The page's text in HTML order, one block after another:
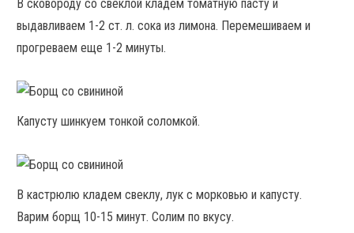
В сковороду со свёклой кладем томатную пасту и
выдавливаем 1-2 ст. л. сока из лимона. Перемешиваем и
прогреваем еще 1-2 минуты.
Капусту шинкуем тонкой соломкой.
В кастрюлю кладем свеклу, лук с морковью и капусту.
Варим борщ 10-15 минут. Солим по вкусу.